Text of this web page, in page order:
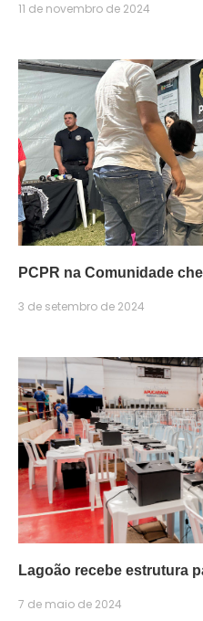
11 de novembro de 2024
PCPR na Comunidade
3 de setembro de 2024
Lagoão recebe estrutura
7 de maio de 2024